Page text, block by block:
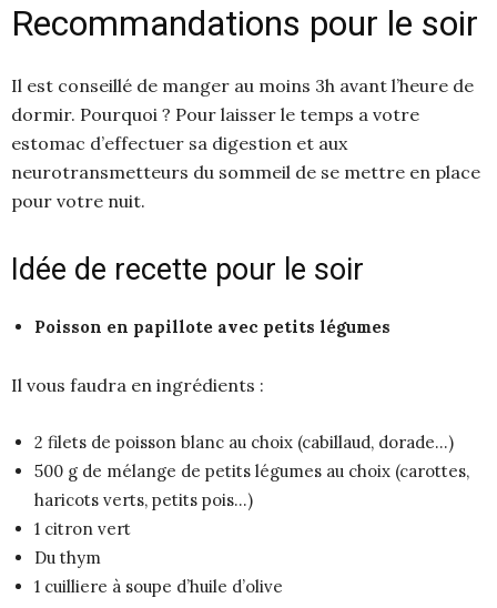
Recommandations pour le soir
Il est conseillé de manger au moins 3h avant l’heure de
dormir. Pourquoi ? Pour laisser le temps a votre
estomac d’effectuer sa digestion et aux
neurotransmetteurs du sommeil de se mettre en place
pour votre nuit.
Idée de recette pour le soir
Poisson en papillote avec petits légumes
Il vous faudra en ingrédients :
2 filets de poisson blanc au choix (cabillaud, dorade…)
500 g de mélange de petits légumes au choix (carottes,
haricots verts, petits pois…)
1 citron vert
Du thym
1 cuilliere à soupe d’huile d’olive